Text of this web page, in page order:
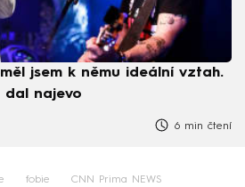
jsem k němu ideální vztah.
dal najevo
6 min čtení
fobie CNN Prima NEWS